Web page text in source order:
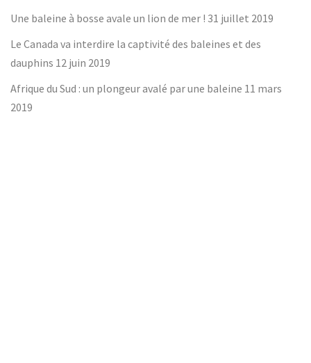
Une baleine à bosse avale un lion de mer ! 31 juillet 2019
Le Canada va interdire la captivité des baleines et des
dauphins 12 juin 2019
Afrique du Sud : un plongeur avalé par une baleine 11 mars
2019